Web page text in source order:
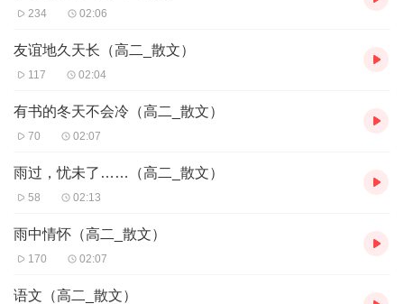
234 02:06
友谊地久天长（高二_散文）
117 02:04
有书的冬天不会冷（高二_散文）
70 02:07
雨过，忧未了……（高二_散文）
58 02:13
雨中情怀（高二_散文）
170 02:07
语文（高二_散文）